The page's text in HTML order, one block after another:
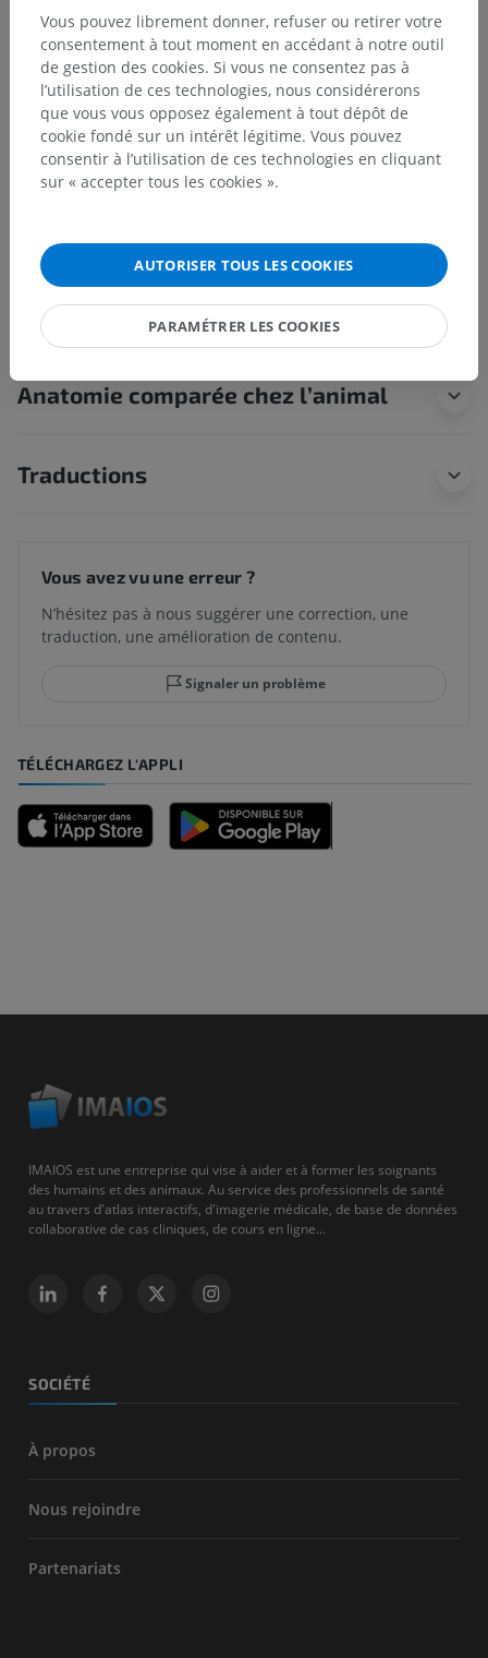
Anatomie humaine 1
Anatomie systémique> Cavité thoracique>
Cavité pleurale> Récessus pleuraux
Structures sous-jacentes :
Récessus costodiaphragmatique
Récessus phrénicomédiastinal
Récessus vertébromédiastinal
Anatomie comparée chez l’animal
Traductions
Vous avez vu une erreur ?
N’hésitez pas à nous suggérer une correction, une
traduction, une amélioration de contenu.
Signaler un problème
TÉLÉCHARGEZ L'APPLI
IMAIOS est une entreprise qui vise à aider et à former les soignants
des humains et des animaux. Au service des professionnels de santé
au travers d'atlas interactifs, d'imagerie médicale, de base de données
collaborative de cas cliniques, de cours en ligne...
SOCIÉTÉ
À propos
Nous rejoindre
Partenariats
Vous pouvez librement donner, refuser ou retirer votre
consentement à tout moment en accédant à notre outil
de gestion des cookies. Si vous ne consentez pas à
l’utilisation de ces technologies, nous considérerons
que vous vous opposez également à tout dépôt de
cookie fondé sur un intérêt légitime. Vous pouvez
consentir à l’utilisation de ces technologies en cliquant
sur « accepter tous les cookies ».
AUTORISER TOUS LES COOKIES
PARAMÉTRER LES COOKIES